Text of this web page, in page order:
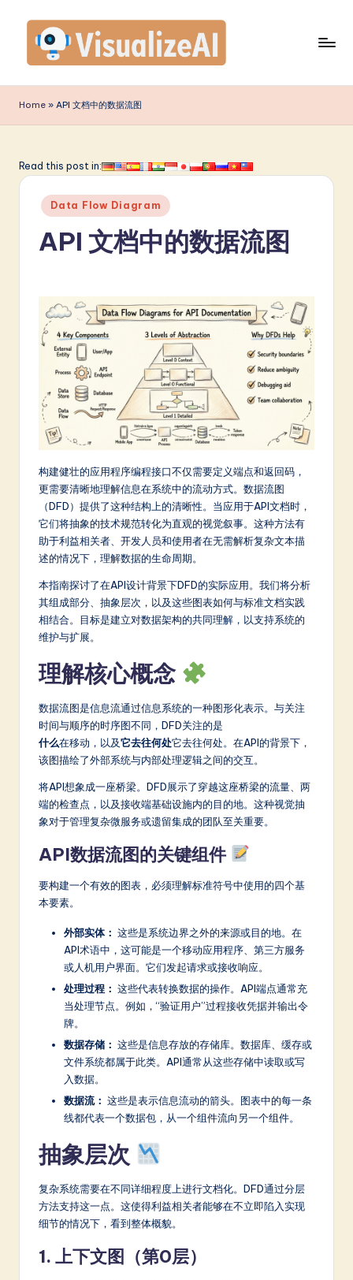
content
is
u
li
C
hi
-
L
in
A
In
Home » API 文档中的数据流图
Read this post in:
Posted
in
Data Flow Diagram
API 文档中的数据流图
构建健壮的应用程序编程接口不仅需要定义端点和返回码，
更需要清晰地理解信息在系统中的流动方式。数据流图
（DFD）提供了这种结构上的清晰性。当应用于API文档时，
它们将抽象的技术规范转化为直观的视觉叙事。这种方法有
助于利益相关者、开发人员和使用者在无需解析复杂文本描
述的情况下，理解数据的生命周期。
本指南探讨了在API设计背景下DFD的实际应用。我们将分析
其组成部分、抽象层次，以及这些图表如何与标准文档实践
相结合。目标是建立对数据架构的共同理解，以支持系统的
维护与扩展。
理解核心概念
数据流图是信息流通过信息系统的一种图形化表示。与关注
时间与顺序的时序图不同，DFD关注的是
什么在移动，以及它去往何处它去往何处。在API的背景下，
该图描绘了外部系统与内部处理逻辑之间的交互。
将API想象成一座桥梁。DFD展示了穿越这座桥梁的流量、两
端的检查点，以及接收端基础设施内的目的地。这种视觉抽
象对于管理复杂微服务或遗留集成的团队至关重要。
API数据流图的关键组件
要构建一个有效的图表，必须理解标准符号中使用的四个基
本要素。
外部实体： 这些是系统边界之外的来源或目的地。在
API术语中，这可能是一个移动应用程序、第三方服务
或人机用户界面。它们发起请求或接收响应。
处理过程： 这些代表转换数据的操作。API端点通常充
当处理节点。例如，“验证用户”过程接收凭据并输出令
牌。
数据存储： 这些是信息存放的存储库。数据库、缓存或
文件系统都属于此类。API通常从这些存储中读取或写
入数据。
数据流： 这些是表示信息流动的箭头。图表中的每一条
线都代表一个数据包，从一个组件流向另一个组件。
抽象层次
复杂系统需要在不同详细程度上进行文档化。DFD通过分层
方法支持这一点。这使得利益相关者能够在不立即陷入实现
细节的情况下，看到整体概貌。
1. 上下文图（第0层）